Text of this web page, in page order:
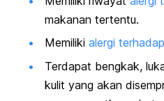
makanan tertentu.
Memiliki alergi
Terdapat bengkak,
kulit yang akan